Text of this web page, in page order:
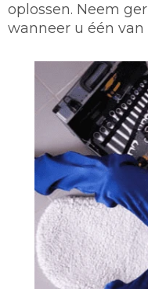
oplossen. Neem
wanneer u één